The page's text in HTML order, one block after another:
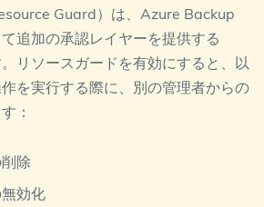
Guard）は、Azure Backup
追加の承認レイヤーを提供する
リソースガードを有効にすると、以
を実行する際に、別の管理者からの
：
除
効化